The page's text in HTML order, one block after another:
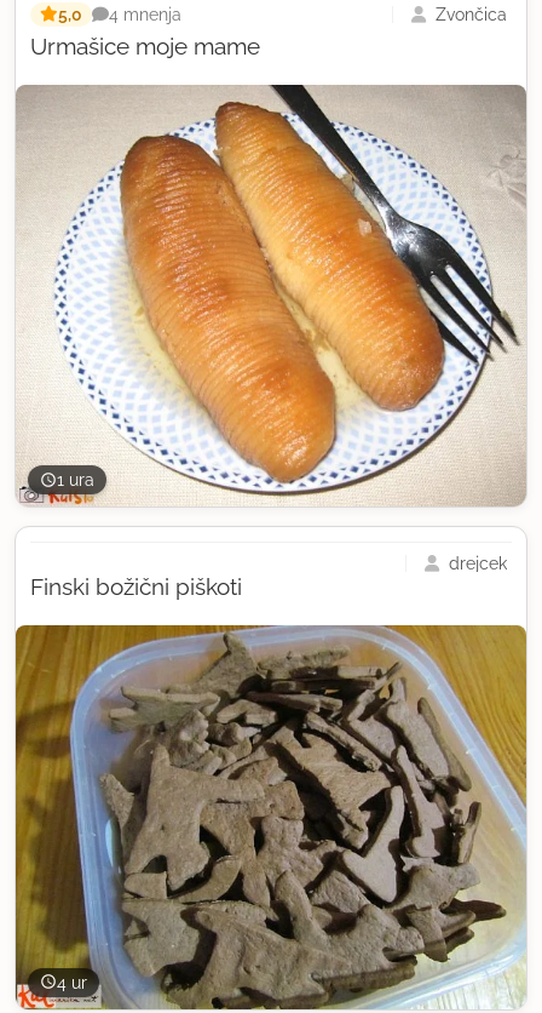
1 ura
Urmašice moje mame
5,0 4 mnenja Zvončica
4 ur
Finski božični piškoti
drejcek